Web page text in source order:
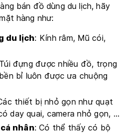
bán đồ dùng du lịch, hãy
hàng như:
du lịch: Kính râm, Mũ cói,
đựng được nhiều đồ, trọng
bỉ luôn được ưa chuộng
thiết bị nhỏ gọn như quạt
day quai, camera nhỏ gọn, …
nhân: Có thể thấy có bộ